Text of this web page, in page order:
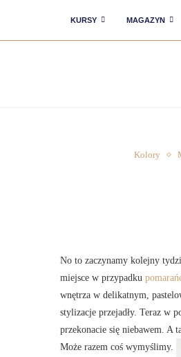
KURSY MAGAZYN
Kolory
No to zaczynamy kolejny
miejsce w przypadku
wnętrza w delikatnym,
stylizacje przejadły. Teraz w
przekonacie się niebawem. A
Może razem coś wymyślimy.